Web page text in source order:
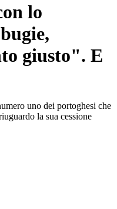
lo
giusto". E
uno dei portoghesi che
la sua cessione